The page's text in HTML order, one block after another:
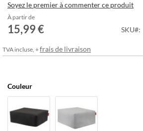
la
Galerie
d’images
Soyez le premier à commenter ce produit
À partir de
15,99 €
SKU
TVA incluse, +frais de livraison
Couleur